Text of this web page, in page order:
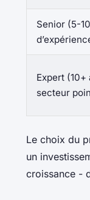
Senior (5-
Expert (10+
secteur
Le choix du
un
croissance -